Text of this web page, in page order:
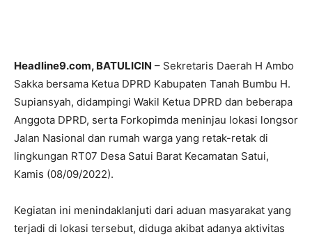
Headline9.com, BATULICIN – Sekretaris Daerah H Ambo
Sakka bersama Ketua DPRD Kabupaten Tanah Bumbu H.
Supiansyah, didampingi Wakil Ketua DPRD dan beberapa
Anggota DPRD, serta Forkopimda meninjau lokasi longsor
Jalan Nasional dan rumah warga yang retak-retak di
lingkungan RT07 Desa Satui Barat Kecamatan Satui,
Kamis (08/09/2022).
Kegiatan ini menindaklanjuti dari aduan masyarakat yang
terjadi di lokasi tersebut, diduga akibat adanya aktivitas